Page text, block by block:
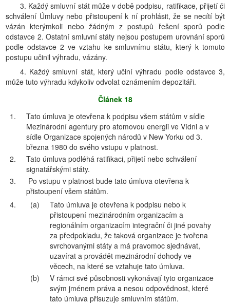
3. Každý smluvní stát může v době podpisu, ratifikace, přijetí či
schválení Úmluvy nebo přistoupení k ní prohlásit, že se necítí být
vázán kterýmkoli nebo žádným z postupů řešení sporů podle
odstavce 2. Ostatní smluvní státy nejsou postupem urovnání sporů
podle odstavce 2 ve vztahu ke smluvnímu státu, který k tomuto
postupu učinil výhradu, vázány.
4. Každý smluvní stát, který učiní výhradu podle odstavce 3,
může tuto výhradu kdykoliv odvolat oznámením depozitáři.
Článek 18
1.
Tato úmluva je otevřena k podpisu všem státům v sídle
Mezinárodní agentury pro atomovou energii ve Vídni a v
sídle Organizace spojených národů v New Yorku od 3.
března 1980 do svého vstupu v platnost.
2.
Tato úmluva podléhá ratifikaci, přijetí nebo schválení
signatářskými státy.
3.
Po vstupu v platnost bude tato úmluva otevřena k
přistoupení všem státům.
4.
(a)
Tato úmluva je otevřena k podpisu nebo k
přistoupení mezinárodním organizacím a
regionálním organizacím integrační či jiné povahy
za předpokladu, že taková organizace je tvořena
svrchovanými státy a má pravomoc sjednávat,
uzavírat a provádět mezinárodní dohody ve
věcech, na které se vztahuje tato úmluva.
(b)
V rámci své působnosti vykonávají tyto organizace
svým jménem práva a nesou odpovědnost, které
tato úmluva přisuzuje smluvním státům.